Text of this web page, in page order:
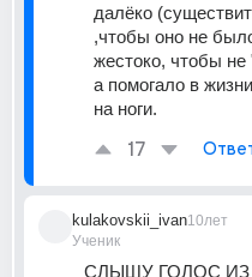
далёко
,чтобы оно не
жестоко, чтобы не
а помогало в
на ноги.
17
kulakovskii_ivan
Ученик
10лет
СЛЫШУ ГОЛОС ИЗ